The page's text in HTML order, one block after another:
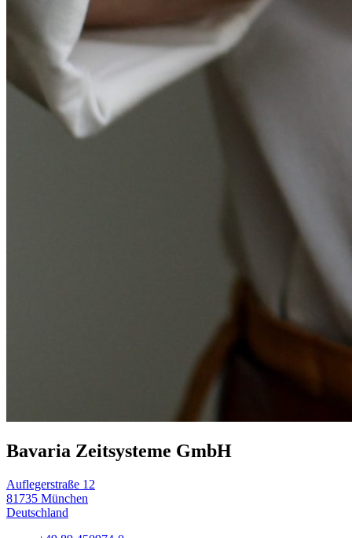
Bavaria Zeitsysteme GmbH
Auflegerstraße 12
81735 München
Deutschland